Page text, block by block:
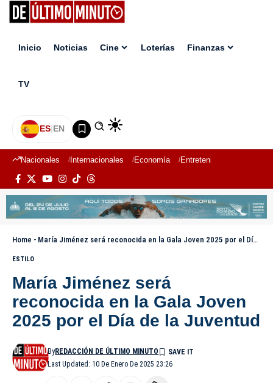
Inicio Noticias Cine Loterías Finanzas
TV
ES|EN
Nacionales Internacionales Economía Entretenimiento
Home - María Jiménez será reconocida en la Gala Joven 2025 por el Día de la Juventud
ESTILO
María Jiménez será
reconocida en la Gala Joven
2025 por el Día de la Juventud
Last Updated: 10 De Enero De 2025 23:26
ByREDACCIÓN DE ÚLTIMO MINUTO